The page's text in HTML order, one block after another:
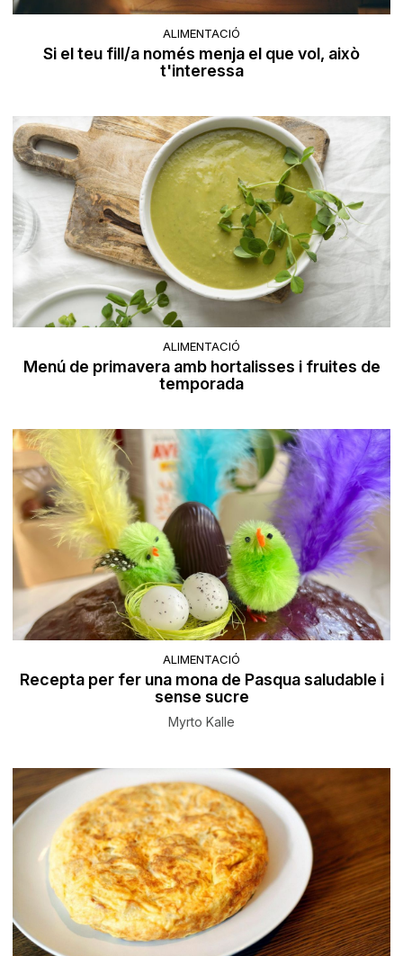
ALIMENTACIÓ
Si el teu fill/a només menja el que vol, això
t'interessa
ALIMENTACIÓ
Menú de primavera amb hortalisses i fruites de
temporada
ALIMENTACIÓ
Recepta per fer una mona de Pasqua saludable i
sense sucre
Myrto Kalle